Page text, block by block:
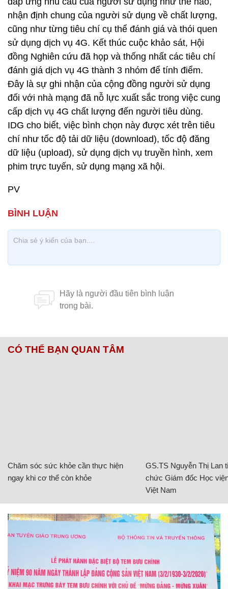
nhận định chung của người sử dụng về chất lượng,
cũng như từng tiêu chí cụ thể đánh giá và thói quen
sử dụng dịch vụ 4G. Kết thúc cuộc khảo sát, Hội
đồng Nghiên cứu đã họp và thống nhất các tiêu chí
đánh giá dịch vụ 4G thành 3 nhóm để tính điểm.
Đây là sự ghi nhận của cộng đồng người sử dụng
đối với nhà mạng đã nỗ lực xuất sắc trong việc cung
cấp dịch vụ 4G chất lượng đến người tiêu dùng.
IDG cho biết, việc bình chọn này được xét trên tiêu
chí như tốc độ tải dữ liệu (download), tốc độ đăng
dữ liệu (upload), sử dụng dịch vụ truyền hình, xem
phim trực tuyến, sử dụng mạng xã hội.
PV
CÓ THỂ BẠN QUAN TÂM
Chăm sóc sức khỏe cần thực hiện
ngay khi cơ thể còn khỏe
GS.TS Nguyễn Thị Lan
chức Giám đốc Học
Việt Nam